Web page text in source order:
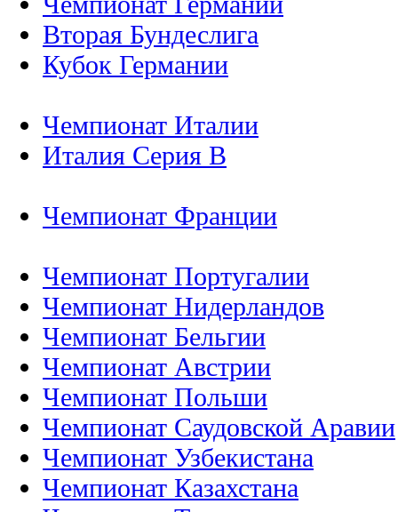
Вторая Бундеслига
Кубок Германии
Чемпионат Италии
Италия Серия B
Чемпионат Франции
Чемпионат Португалии
Чемпионат Нидерландов
Чемпионат Бельгии
Чемпионат Австрии
Чемпионат Польши
Чемпионат Саудовской Аравии
Чемпионат Узбекистана
Чемпионат Казахстана